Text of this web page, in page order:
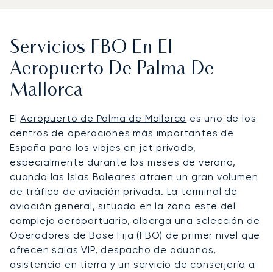
Servicios FBO En El
Aeropuerto De Palma De
Mallorca
ElAeropuerto de Palma de Mallorca es uno de los
centros de operaciones más importantes de
España para los viajes en jet privado,
especialmente durante los meses de verano,
cuando las Islas Baleares atraen un gran volumen
de tráfico de aviación privada. La terminal de
aviación general, situada en la zona este del
complejo aeroportuario, alberga una selección de
Operadores de Base Fija (FBO) de primer nivel que
ofrecen salas VIP, despacho de aduanas,
asistencia en tierra y un servicio de conserjería a